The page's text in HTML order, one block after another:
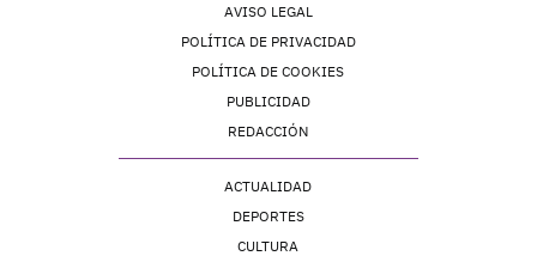
AVISO LEGAL
POLÍTICA DE PRIVACIDAD
POLÍTICA DE COOKIES
PUBLICIDAD
REDACCIÓN
ACTUALIDAD
DEPORTES
CULTURA